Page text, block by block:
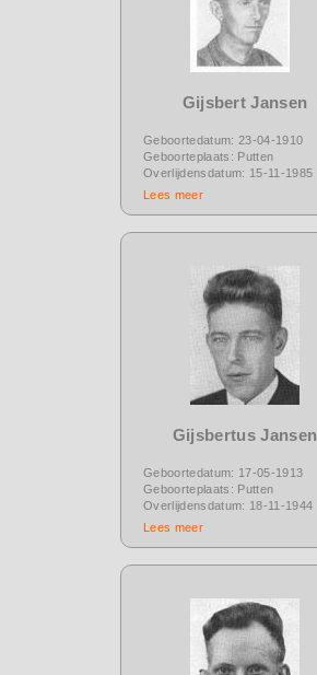
Gijsbert Jansen
Geboortedatum: 23-04-1910
Geboorteplaats: Putten
Overlijdensdatum: 15-11-1985
Lees meer
Gijsbertus Jansen
Geboortedatum: 17-05-1913
Geboorteplaats: Putten
Overlijdensdatum: 18-11-1944
Lees meer